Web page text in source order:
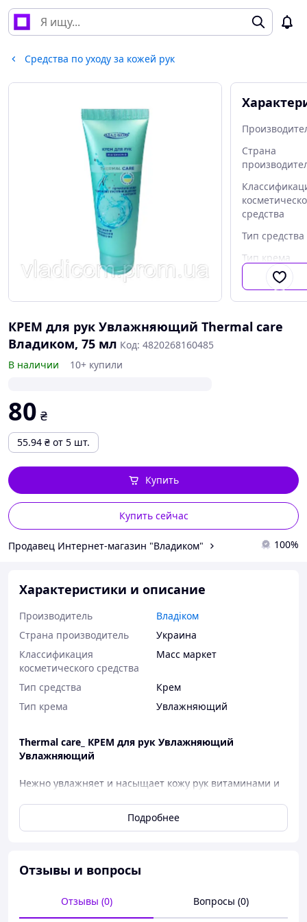
Средства по уходу за кожей рук
Страна
средства
Тип средства
Тип крема
КРЕМ для рук Увлажняющий Thermal care
Владиком, 75 мл Код: 4820268160485
В наличии
10+ купили
80 ₴
55.94 ₴ от 5 шт.
Купить сейчас
Купить
Продавец Интернет-магазин "Владиком" 100%
Характеристики и описание
Производитель
Владіком
Страна производитель
Украина
Классификация
косметического средства
Масс маркет
Тип средства
Крем
Тип крема
Увлажняющий
Thermal care_ КРЕМ для рук Увлажняющий
Увлажняющий
Нежно увлажняет и насыщает кожу рук витаминами и
негативного воздействия окружающей среды.
Подходит для любого возраста. Имеет легкую
Активные компоненты:
минеральные соли и микроэлементы, которые
Подробнее
Отзывы и вопросы
Отзывы (0) Вопросы (0)